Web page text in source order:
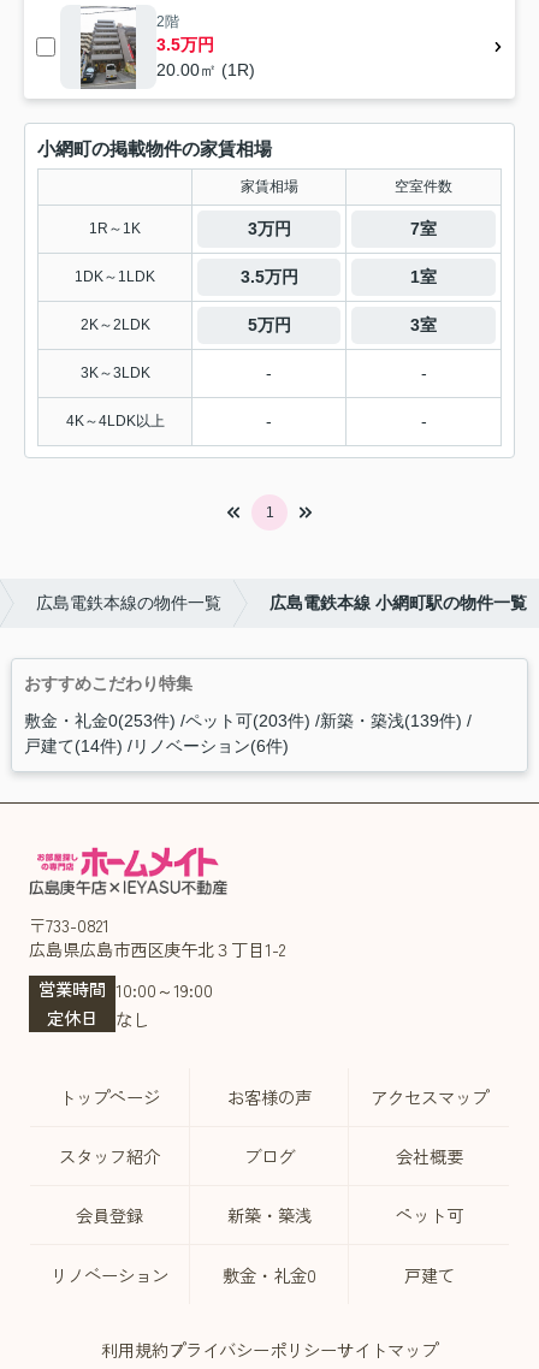
2階
3.5万円
20.00㎡ (1R)
小網町の掲載物件の家賃相場
家賃相場 空室件数
1R～1K 3万円 7室
1DK～1LDK 3.5万円 1室
2K～2LDK 5万円 3室
3K～3LDK - -
4K～4LDK以上 - -
1
広島電鉄本線の物件一覧 広島電鉄本線 小網町駅の物件一覧
おすすめこだわり特集
敷金・礼金0(253件) ペット可(203件) 新築・築浅(139件)
戸建て(14件) リノベーション(6件)
〒733-0821
広島県広島市西区庚午北３丁目1-2
営業時間 10:00～19:00
定休日
なし
トップページ お客様の声 アクセスマップ
スタッフ紹介 ブログ 会社概要
会員登録 新築・築浅 ペット可
リノベーション 敷金・礼金0 戸建て
利用規約プライバシーポリシーサイトマップ